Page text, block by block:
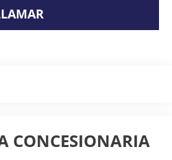
CONCESIONARIA